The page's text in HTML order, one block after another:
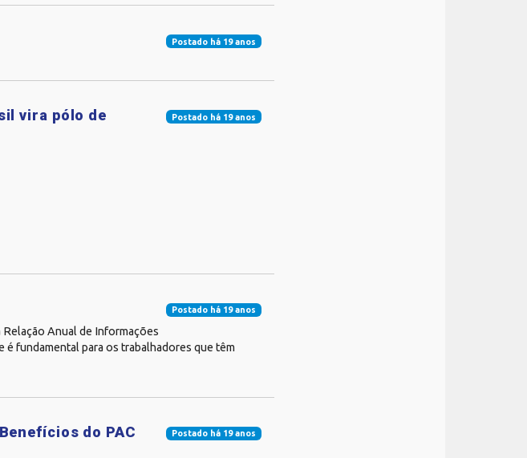
Postado há 19 anos
Postado há 19 anos
vira pólo de
Postado há 19 anos
Anual de Informações
é fundamental para os trabalhadores que têm
Postado há 19 anos
do PAC